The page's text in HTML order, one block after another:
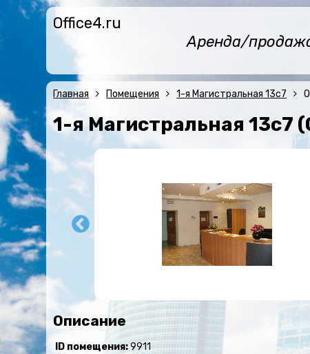
Office4.ru
Аренда/
Главная Помещения 1-я Магистральная 13с7
1-я Магистральная 13с7
Описание
ID помещения:9911